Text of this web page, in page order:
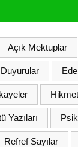
Açık Mektuplar
Duyurular
Yazıları
Refref Sayılar